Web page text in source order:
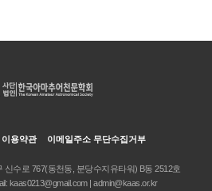
이용약관 이메일주소 무단수집거부
신수로 767(동천동, 분당수지유타워) B동 2512호
kaas0213@gmail.com | admin@kaas.or.kr